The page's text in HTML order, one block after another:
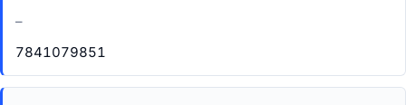
–
7841079851